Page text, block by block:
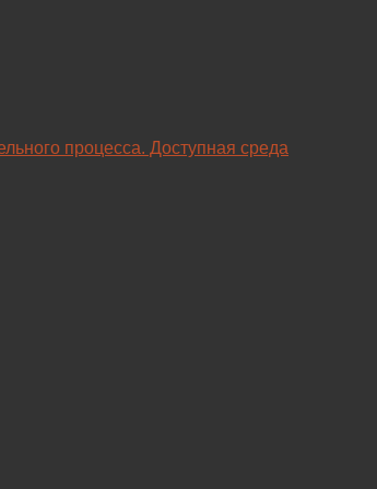
процесса. Доступная среда